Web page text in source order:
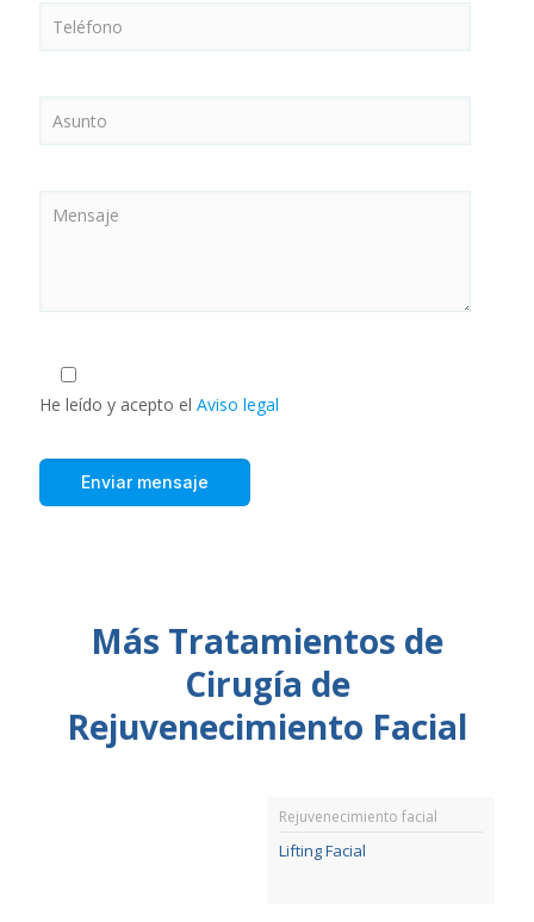
He leído y acepto el Aviso legal
Más Tratamientos de
Cirugía de
Rejuvenecimiento Facial
Rejuvenecimiento facial
Lifting Facial